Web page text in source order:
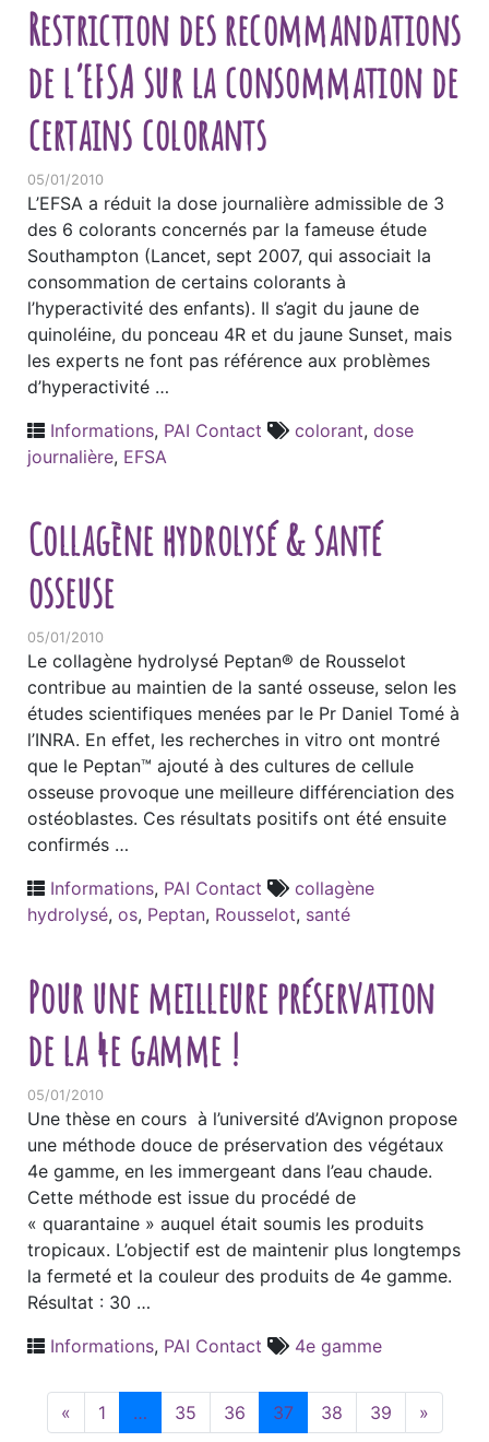
Restriction des recommandations
de l’EFSA sur la consommation de
certains colorants
05/01/2010
L’EFSA a réduit la dose journalière admissible de 3
des 6 colorants concernés par la fameuse étude
Southampton (Lancet, sept 2007, qui associait la
consommation de certains colorants à
l’hyperactivité des enfants). Il s’agit du jaune de
quinoléine, du ponceau 4R et du jaune Sunset, mais
les experts ne font pas référence aux problèmes
d’hyperactivité …
Informations, PAI Contact colorant, dose
journalière, EFSA
Collagène hydrolysé & santé
osseuse
05/01/2010
Le collagène hydrolysé Peptan® de Rousselot
contribue au maintien de la santé osseuse, selon les
études scientifiques menées par le Pr Daniel Tomé à
l’INRA. En effet, les recherches in vitro ont montré
que le Peptan™ ajouté à des cultures de cellule
osseuse provoque une meilleure différenciation des
ostéoblastes. Ces résultats positifs ont été ensuite
confirmés …
Informations, PAI Contact
collagène
hydrolysé, os, Peptan, Rousselot, santé
Pour une meilleure préservation
de la 4e gamme !
05/01/2010
Une thèse en cours à l’université d’Avignon propose
une méthode douce de préservation des végétaux
4e gamme, en les immergeant dans l’eau chaude.
Cette méthode est issue du procédé de
« quarantaine » auquel était soumis les produits
tropicaux. L’objectif est de maintenir plus longtemps
la fermeté et la couleur des produits de 4e gamme.
Résultat : 30 …
Informations, PAI Contact 4e gamme
« 1 … 35 36 37 38 39 »